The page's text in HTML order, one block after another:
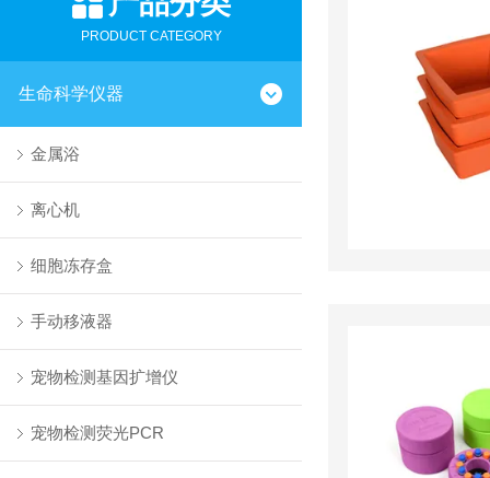
PRODUCT CATEGORY
生命科学仪器
金属浴
离心机
细胞冻存盒
手动移液器
宠物检测基因扩增仪
宠物检测荧光PCR